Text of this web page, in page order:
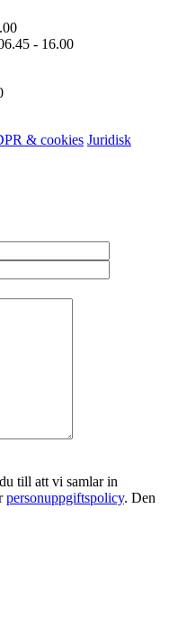
- 16.00
& cookies Juridisk
till att vi samlar in
personuppgiftspolicy. Den